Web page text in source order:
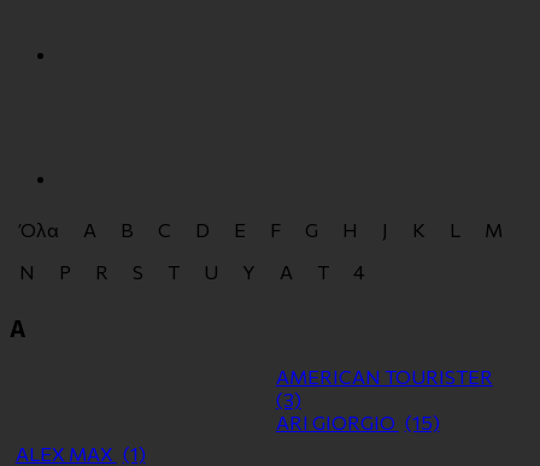
Όλα A B C D E F G H J K L
M
N
P R S T U Y Α Τ 4
A
ALEX MAX (1)
AMERICAN TOURISTER
(3)
ARI GIORGIO (15)